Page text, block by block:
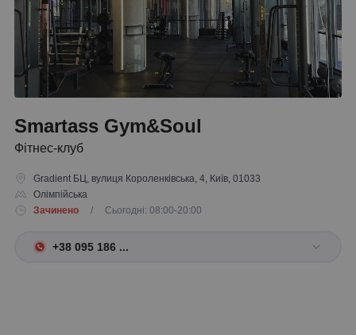
Smartass Gym&Soul
Фітнес-клуб
Gradient БЦ, вулиця Короленківська, 4, Київ, 01033
Олімпійська
Зачинено
/ Сьогодні: 08:00-20:00
+38 095 186 ...